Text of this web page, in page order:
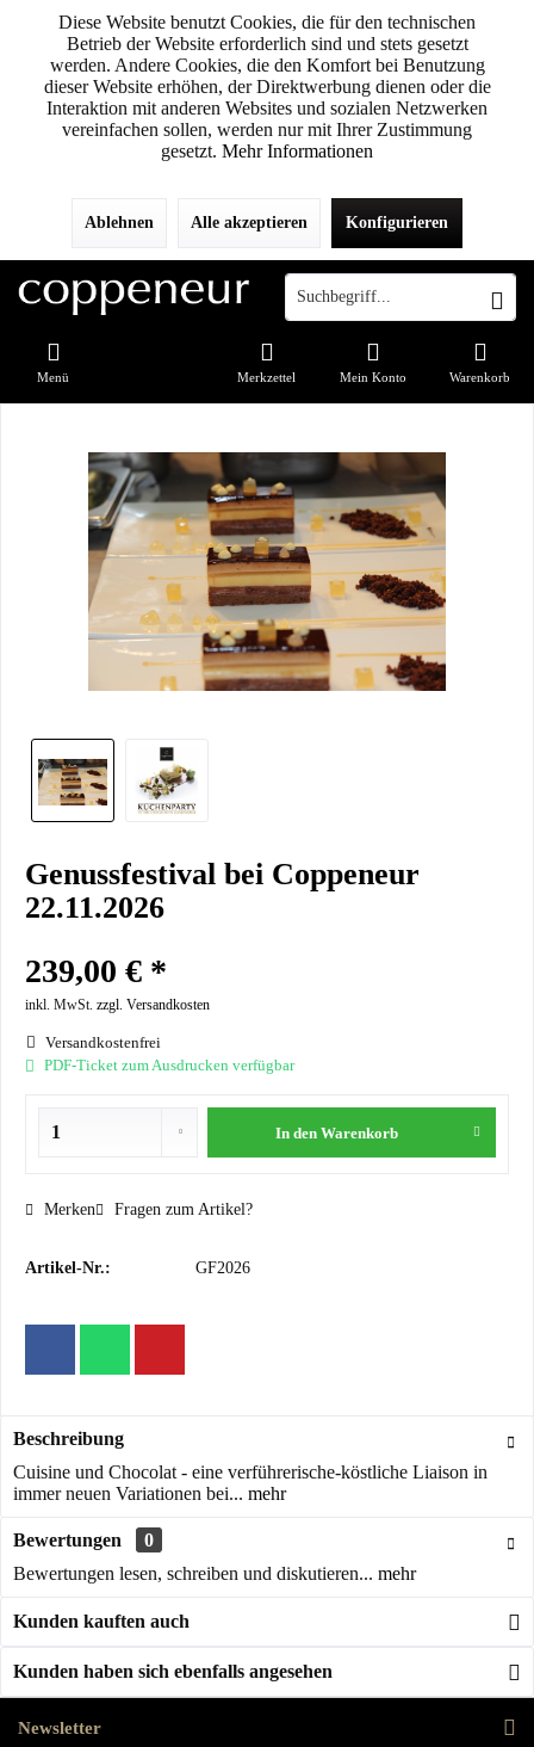
Diese Website benutzt Cookies, die für den technischen
Betrieb der Website erforderlich sind und stets gesetzt
werden. Andere Cookies, die den Komfort bei Benutzung
dieser Website erhöhen, der Direktwerbung dienen oder die
Interaktion mit anderen Websites und sozialen Netzwerken
vereinfachen sollen, werden nur mit Ihrer Zustimmung
gesetzt. Mehr Informationen
Ablehnen Alle akzeptieren Konfigurieren
Menü Warenkorb
Merkzettel Mein Konto
Genussfestival bei Coppeneur
22.11.2026
239,00 € *
inkl. MwSt. zzgl. Versandkosten
Versandkostenfrei
PDF-Ticket zum Ausdrucken verfügbar
In den Warenkorb
Merken Fragen zum Artikel?
Artikel-Nr.: GF2026
Beschreibung
Cuisine und Chocolat - eine verführerische-köstliche Liaison in
immer neuen Variationen bei... mehr
Bewertungen
0
Bewertungen lesen, schreiben und diskutieren... mehr
Kunden kauften auch
Kunden haben sich ebenfalls angesehen
Newsletter